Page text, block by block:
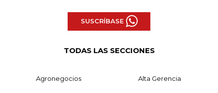
SUSCRÍBASE
TODAS LAS SECCIONES
Agronegocios Alta Gerencia